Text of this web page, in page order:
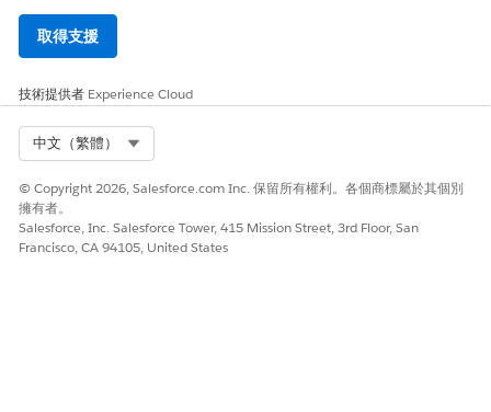
如果開啟「將負發票條列轉換為貸項憑單條列」,則此負發票條
列會在新的已張貼貸項憑單中自動轉換為貸項憑單條列。
新貸項憑單條列的條列金額為 $100。
減少到 $300。
此文章是否解決您的問題？
請讓我們知道，以便我們改進！
取得支援
技術提供者 Experience Cloud
中文（繁體）
© Copyright 2026, Salesforce.com Inc. 保留所有權利。各個商標屬於其個別
擁有者。
Salesforce, Inc. Salesforce Tower, 415 Mission Street, 3rd Floor, San
Francisco, CA 94105, United States